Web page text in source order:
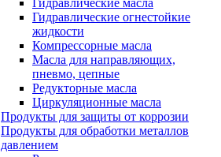
Гидравлические масла
Гидравлические огнестойкие
жидкости
Компрессорные масла
Масла для направляющих,
пневмо, цепные
Редукторные масла
Циркуляционные масла
Продукты для защиты от коррозии
Продукты для обработки металлов
давлением